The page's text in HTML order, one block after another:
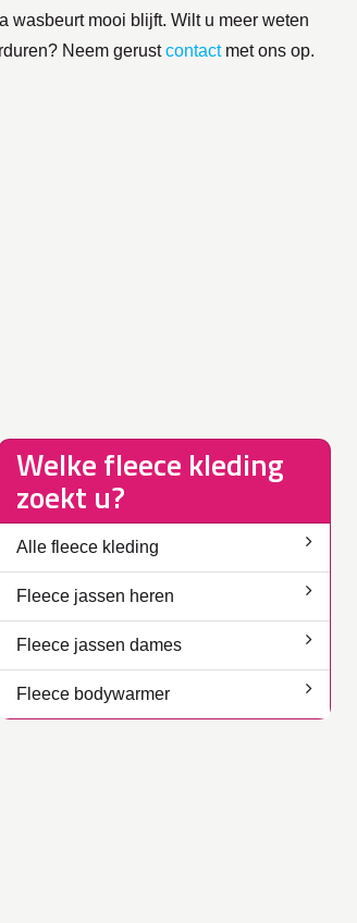
wasbeurt mooi blijft. Wilt u meer weten
Neem gerustcontactmet ons op.
Welke fleece kleding
zoekt u?
Alle fleece kleding
Fleece jassen heren
Fleece jassen dames
Fleece bodywarmer